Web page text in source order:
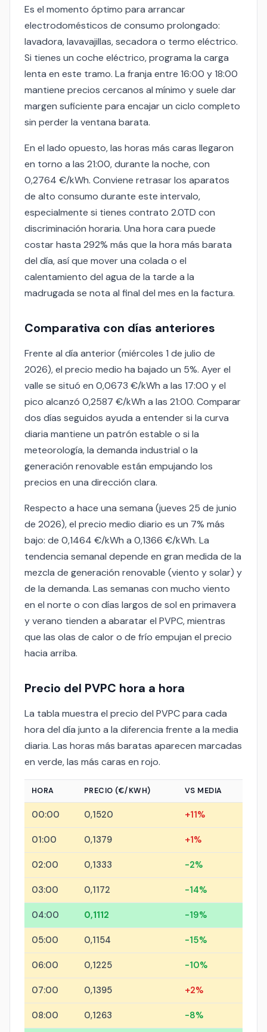
Es el momento óptimo para arrancar
electrodomésticos de consumo prolongado:
lavadora, lavavajillas, secadora o termo eléctrico.
Si tienes un coche eléctrico, programa la carga
lenta en este tramo. La franja entre 16:00 y 18:00
mantiene precios cercanos al mínimo y suele dar
margen suficiente para encajar un ciclo completo
sin perder la ventana barata.
En el lado opuesto, las horas más caras llegaron
en torno a las 21:00, durante la noche, con
0,2764 €/kWh. Conviene retrasar los aparatos
de alto consumo durante este intervalo,
especialmente si tienes contrato 2.0TD con
discriminación horaria. Una hora cara puede
costar hasta 292% más que la hora más barata
del día, así que mover una colada o el
calentamiento del agua de la tarde a la
madrugada se nota al final del mes en la factura.
Comparativa con días anteriores
Frente al día anterior (miércoles 1 de julio de
2026), el precio medio ha bajado un 5%. Ayer el
valle se situó en 0,0673 €/kWh a las 17:00 y el
pico alcanzó 0,2587 €/kWh a las 21:00. Comparar
dos días seguidos ayuda a entender si la curva
diaria mantiene un patrón estable o si la
meteorología, la demanda industrial o la
generación renovable están empujando los
precios en una dirección clara.
Respecto a hace una semana (jueves 25 de junio
de 2026), el precio medio diario es un 7% más
bajo: de 0,1464 €/kWh a 0,1366 €/kWh. La
tendencia semanal depende en gran medida de la
mezcla de generación renovable (viento y solar) y
de la demanda. Las semanas con mucho viento
en el norte o con días largos de sol en primavera
y verano tienden a abaratar el PVPC, mientras
que las olas de calor o de frío empujan el precio
hacia arriba.
Precio del PVPC hora a hora
La tabla muestra el precio del PVPC para cada
hora del día junto a la diferencia frente a la media
diaria. Las horas más baratas aparecen marcadas
en verde, las más caras en rojo.
HORA PRECIO (€/KWH) VS MEDIA
00:00 0,1520 +11%
01:00 0,1379 +1%
02:00 0,1333 -2%
03:00 0,1172 -14%
04:00 0,1112 -19%
05:00 0,1154 -15%
06:00 0,1225 -10%
07:00 0,1395 +2%
08:00 0,1263 -8%